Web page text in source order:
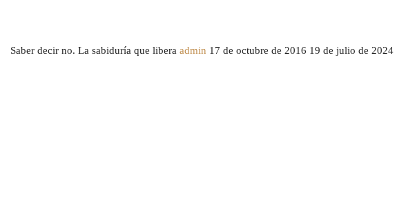
Saber decir no. La sabiduría que libera admin 17 de octubre de 2016 19 de julio de 2024